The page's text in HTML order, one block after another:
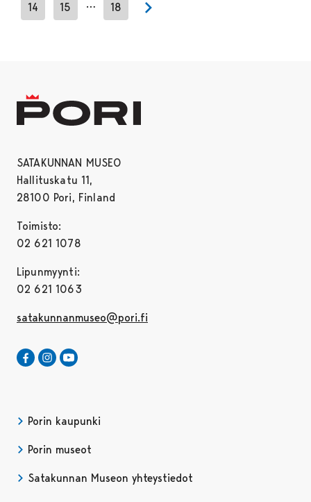
14 15 … 18
Next page
SATAKUNNAN MUSEO
Hallituskatu 11,
28100 Pori, Finland
Toimisto:
02 621 1078
Lipunmyynti:
02 621 1063
satakunnanmuseo@pori.fi
Satakunnan Museo Facebookissa
Avautuu uudessa välilehdessä
Satakunnan Museo Instagrammissa
Avautuu uudessa välilehdessä
Porin kaupunki
Porin museot
Satakunnan Museon yhteystiedot